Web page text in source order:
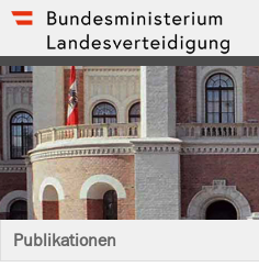
Publikationen